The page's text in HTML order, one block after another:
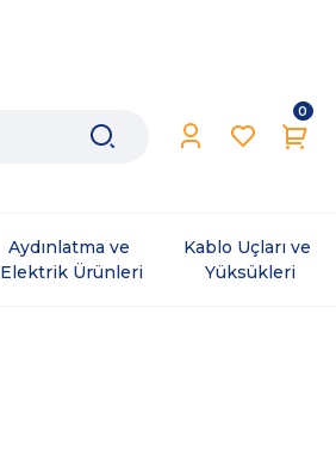
0
Aydınlatma ve
Elektrik Ürünleri
Kablo Uçları ve
Yüksükleri